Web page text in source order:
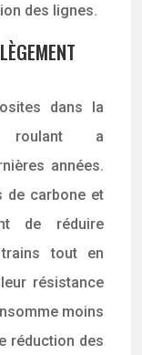
des lignes.
dans la
roulant a
années.
de carbone et
de réduire
tout en
résistance
moins
réduction des